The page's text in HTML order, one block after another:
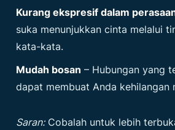
Kurang ekspresif dalam
suka menunjukkan cinta melalui
kata-kata.
Mudah bosan – Hubungan yang
dapat membuat Anda kehilangan
Saran:Cobalah untuk lebih